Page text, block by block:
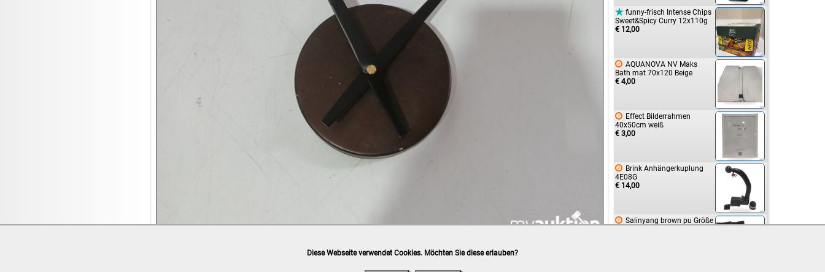
 funny-frisch Intense Chips
Sweet&Spicy Curry 12x110g
€ 12,00
 AQUANOVA NV Maks
Bath mat 70x120 Beige
€ 4,00
 Effect Bilderrahmen
40x50cm weiß
€ 3,00
 Brink Anhängerkuplung
4E08G
€ 14,00
 Salinyang brown pu Größe
Diese Webseite verwendet Cookies. Möchten Sie diese erlauben?